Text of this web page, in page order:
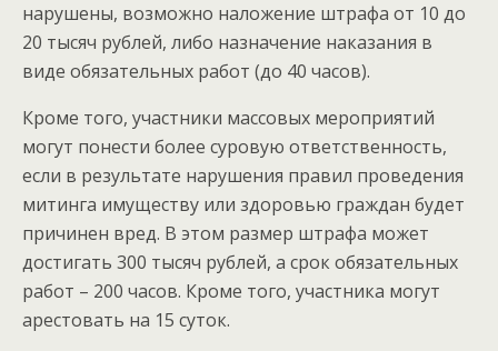
нарушены, возможно наложение штрафа от 10 до
20 тысяч рублей, либо назначение наказания в
виде обязательных работ (до 40 часов).
Кроме того, участники массовых мероприятий
могут понести более суровую ответственность,
если в результате нарушения правил проведения
митинга имуществу или здоровью граждан будет
причинен вред. В этом размер штрафа может
достигать 300 тысяч рублей, а срок обязательных
работ – 200 часов. Кроме того, участника могут
арестовать на 15 суток.